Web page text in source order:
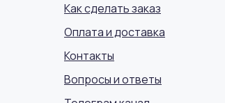
Как сделать заказ
Оплата и доставка
Контакты
Вопросы и ответы